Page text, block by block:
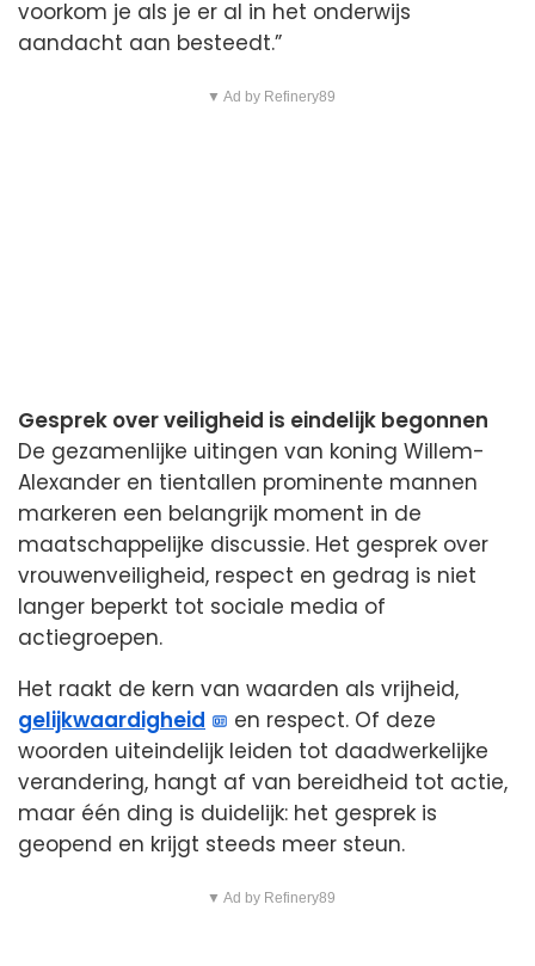
voorkom je als je er al in het onderwijs
aandacht aan besteedt.”
▼ Ad by Refinery89
Gesprek over veiligheid is eindelijk begonnen
De gezamenlijke uitingen van koning Willem-
Alexander en tientallen prominente mannen
markeren een belangrijk moment in de
maatschappelijke discussie. Het gesprek over
vrouwenveiligheid, respect en gedrag is niet
langer beperkt tot sociale media of
actiegroepen.
Het raakt de kern van waarden als vrijheid,
gelijkwaardigheid
en respect. Of deze
woorden uiteindelijk leiden tot daadwerkelijke
verandering, hangt af van bereidheid tot actie,
maar één ding is duidelijk: het gesprek is
geopend en krijgt steeds meer steun.
▼ Ad by Refinery89